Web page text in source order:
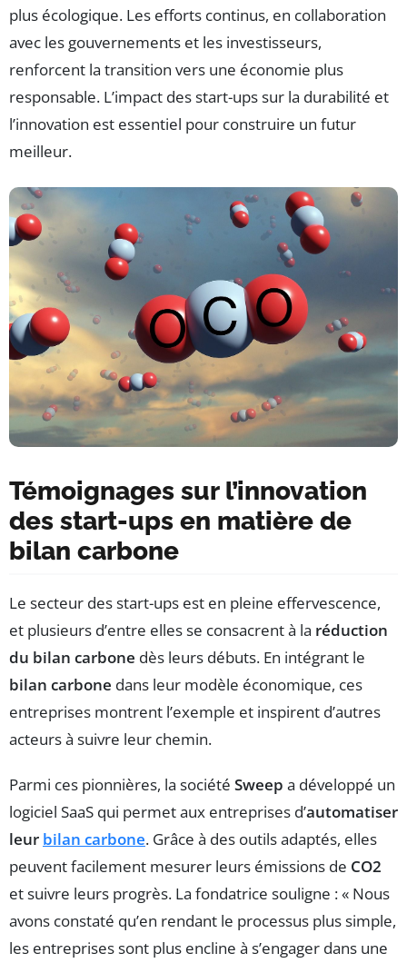
plus écologique. Les efforts continus, en collaboration
avec les gouvernements et les investisseurs,
renforcent la transition vers une économie plus
responsable. L’impact des start-ups sur la durabilité et
l’innovation est essentiel pour construire un futur
meilleur.
Témoignages sur l’innovation
des start-ups en matière de
bilan carbone
Le secteur des start-ups est en pleine effervescence,
et plusieurs d’entre elles se consacrent à la réduction
du bilan carbone dès leurs débuts. En intégrant le
bilan carbone dans leur modèle économique, ces
entreprises montrent l’exemple et inspirent d’autres
acteurs à suivre leur chemin.
Parmi ces pionnières, la société Sweep a développé un
logiciel SaaS qui permet aux entreprises d’automatiser
leur bilan carbone. Grâce à des outils adaptés, elles
peuvent facilement mesurer leurs émissions de CO2
et suivre leurs progrès. La fondatrice souligne : « Nous
avons constaté qu’en rendant le processus plus simple,
les entreprises sont plus encline à s’engager dans une